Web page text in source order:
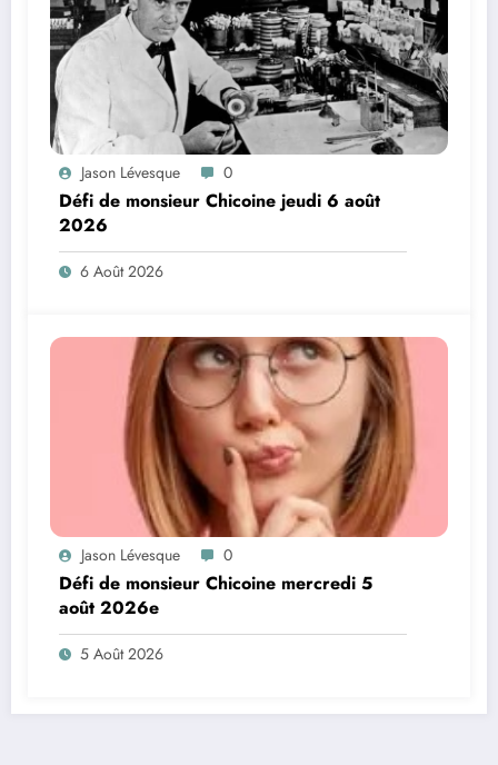
Jason Lévesque 0
Défi de monsieur Chicoine jeudi 6 août
2026
6 Août 2026
Jason Lévesque 0
Défi de monsieur Chicoine mercredi 5
août 2026e
5 Août 2026